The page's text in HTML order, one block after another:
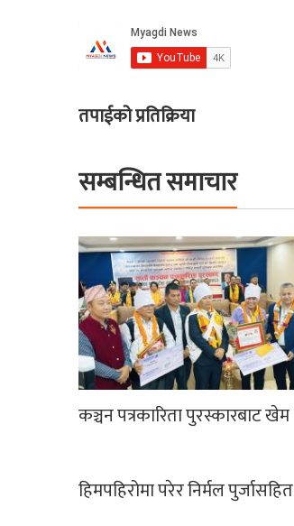
तपाईको प्रतिक्रिया
सम्बन्धित समाचार
कञ्चन पत्रकारिता पुरस्कारबाट खेम
हिमपहिरोमा परेर निर्मल पुर्जासहित